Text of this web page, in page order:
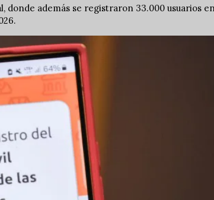
además se registraron 33.000 usuarios